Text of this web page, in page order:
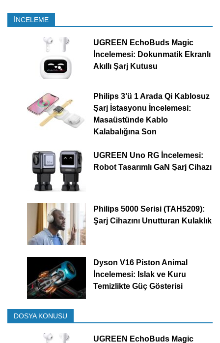
İNCELEME
UGREEN EchoBuds Magic
İncelemesi: Dokunmatik Ekranlı
Akıllı Şarj Kutusu
Philips 3’ü 1 Arada Qi Kablosuz
Şarj İstasyonu İncelemesi:
Masaüstünde Kablo
Kalabalığına Son
UGREEN Uno RG İncelemesi:
Robot Tasarımlı GaN Şarj Cihazı
Philips 5000 Serisi (TAH5209):
Şarj Cihazını Unutturan Kulaklık
Dyson V16 Piston Animal
İncelemesi: Islak ve Kuru
Temizlikte Güç Gösterisi
DOSYA KONUSU
UGREEN EchoBuds Magic